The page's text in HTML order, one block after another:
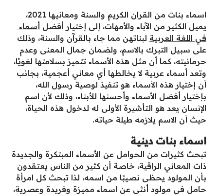
اسماء بنات من القران الكريم والسنة ومعانيها 2021،
يميل الكثير من الآباء والأمهات، إلى إختيار أفضل أسماء
في اللغة العربية لبناتهن مما جاء بالقرآن والسنة، وذلك
على سبيل التبرك بالاسم، ولضمان جمال المعنى وعدم
حرمانيته، كما أن مثل هذه الأسماء تتميز بسلامتها لغويًا،
وتعد أسماء عربية لا يخالطها أي معاني أعجمية، بجانب
أن إختيار هذه الأسماء هو تنفيذ لوصية رسول الله،
بإختيار أفضل الأسماء وأحسنها للأبناء، وذلك لأن اسم
الإنسان يعد هو التأشيرة الأولى له لدخول هذه الحياة،
حيث أن الاسم يلازمه طيلة حياته.
اسماء بنات دينية
تبحث كثيرات من الحوامل عن الأسماء المبتكرة والجديدة
ذات المعاني الراقية، خاصة أن كثير من الناس يعتقدون
بأن المولود يحظى نصيبًا من اسمه، لذا تبحث كل امرأة
حامل في مولود أنثى عن اسماء مميزة وفريدة وعصرية،